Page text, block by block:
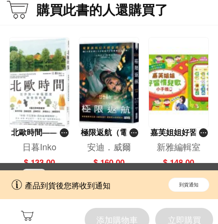
產品到貨後您將收到通知 到貨通知
添加購物車 立即購買
購買此書的人還購買了
北歐時間——世
界第一幸福國度
教會我的事
日暮Inko
$ 133.00
極限返航（電影
書衣典藏版）
（獨家收錄作者
訪談）
安迪．威爾
$ 160.00
嘉芙姐姐好習慣
兒歌小手機
新雅編輯室
$ 148.00
擁抱更全面的購物和文化體驗。
開啟